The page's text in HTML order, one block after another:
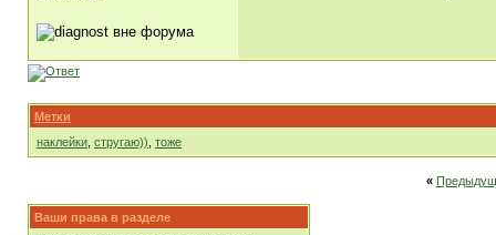
Метки
наклейки стругаю)) тоже
«
Ваши права в разделе